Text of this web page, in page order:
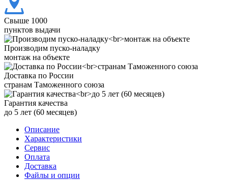
Свыше 1000
пунктов выдачи
Производим пуско-наладку
монтаж на объекте
Доставка по России
странам Таможенного союза
Гарантия качества
до 5 лет (60 месяцев)
Описание
Характеристики
Сервис
Оплата
Доставка
Файлы и опции